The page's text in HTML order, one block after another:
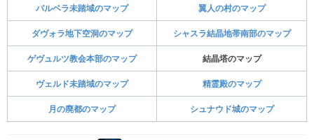
バルベラ未踏域のマップ 翼人の村のマップ
ダヴォラ地下空洞のマップ シャスラ結晶地帯南部のマップ
ゲヴュルツ教会本部のマップ 結晶塔のマップ
ヴェルド未踏域のマップ 精霊殿のマップ
月の廃都のマップ シュナウド城のマップ